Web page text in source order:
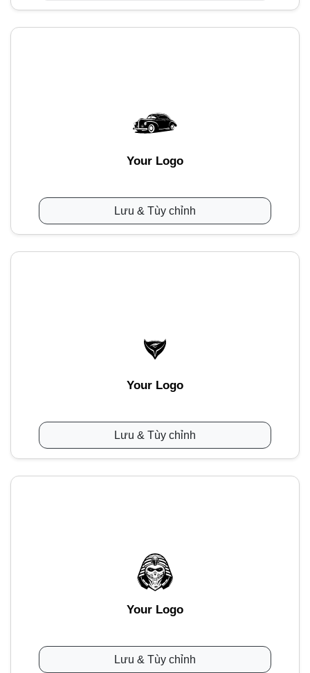
Your Logo
Lưu & Tùy chỉnh
Your Logo
Lưu & Tùy chỉnh
Your Logo
Lưu & Tùy chỉnh